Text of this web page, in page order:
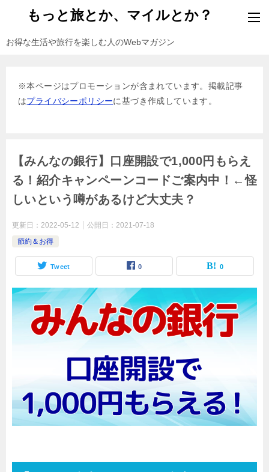
もっと旅とか、マイルとか？
お得な生活や旅行を楽しむ人のWebマガジン
※本ページはプロモーションが含まれています。掲載記事
はプライバシーポリシーに基づき作成しています。
【みんなの銀行】口座開設で1,000円もらえ
る！紹介キャンペーンコードご案内中！←怪
しいという噂があるけど大丈夫？
更新日： 2022-05-12 公開日： 2021-07-18
節約＆お得
Tweet 0 0